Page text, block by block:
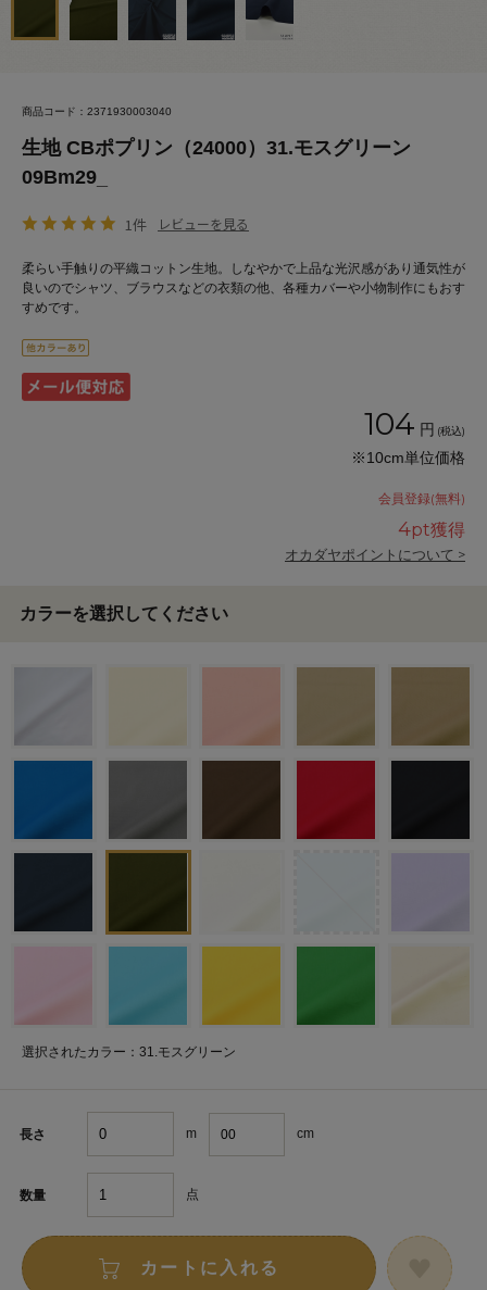
商品コード：2371930003040
生地 CBポプリン（24000）31.モスグリーン
09Bm29_
1件 レビューを見る
柔らい手触りの平織コットン生地。しなやかで上品な光沢感があり通気性が
良いのでシャツ、ブラウスなどの衣類の他、各種カバーや小物制作にもおす
すめです。
104 円 (税込)
※10cm単位価格
会員登録(無料)
4pt獲得
オカダヤポイントについて >
カラーを選択してください
選択されたカラー：31.モスグリーン
長さ m cm
数量 点
カートに入れる